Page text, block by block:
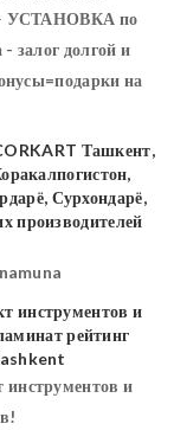
УСТАНОВКА по
залог долгой и
на
и